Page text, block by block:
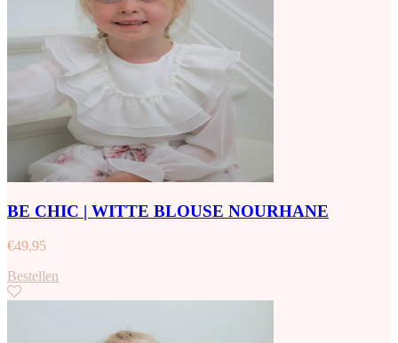
BE CHIC | WITTE BLOUSE NOURHANE
€49,95
Bestellen